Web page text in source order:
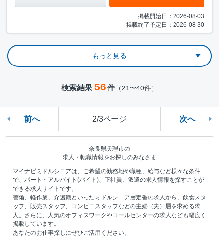
掲載開始日：2026-08-03
掲載終了予定日：2026-08-30
もっと見る
検索結果 56件（21〜40件）
前へ 2/3ページ 次へ
奈良県天理市の
求人・転職情報をお探しのみなさま
マイナビミドルシニアは、ご希望の勤務地や職種、給与など様々な条件
で、パート・アルバイト(バイト)、正社員、派遣の求人情報を探すことが
できる求人サイトです。
警備、軽作業、介護職といったミドルシニア層定番の求人から、飲食スタ
ッフ、販売スタッフ、コンビニスタッフなどの主婦（夫）層を求める求
人。さらに、人気のオフィスワークやコールセンターの求人なども幅広く
掲載しています。
あなたのお仕事探しにぜひご活用ください。